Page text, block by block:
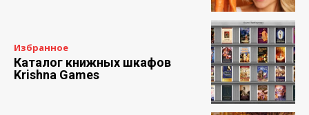
Избранное
Каталог книжных шкафов
Krishna Games